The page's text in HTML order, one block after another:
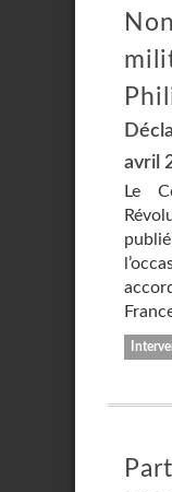
avril
Le